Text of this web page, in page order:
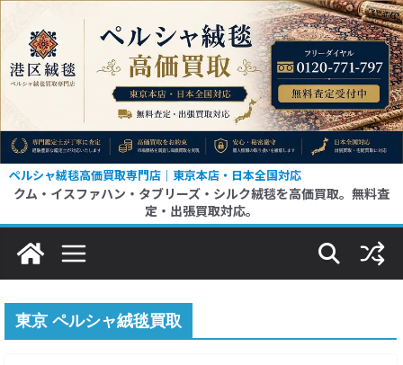
テ
へ
ス
ッ
ペルシャ絨毯高価買取専門店｜東京本店・日本全国対応
クム・イスファハン・タブリーズ・シルク絨毯を高価買取。無料査
定・出張買取対応。
東京 ペルシャ絨毯買取